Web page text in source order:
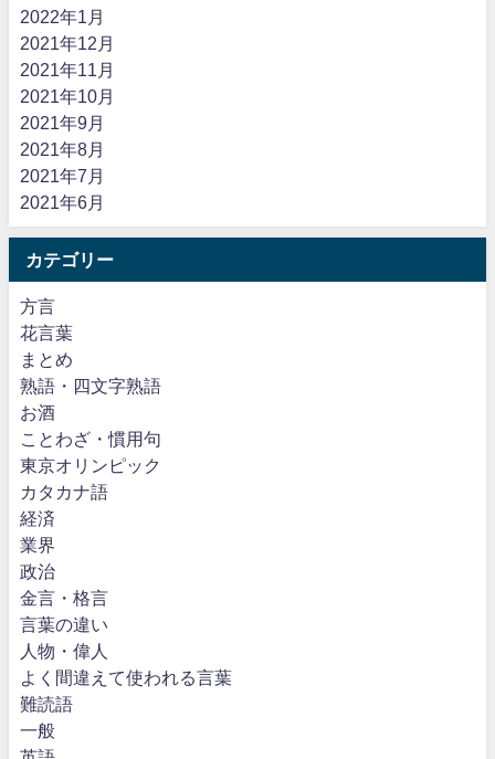
2022年1月
2021年12月
2021年11月
2021年10月
2021年9月
2021年8月
2021年7月
2021年6月
カテゴリー
方言
花言葉
まとめ
熟語・四文字熟語
お酒
ことわざ・慣用句
東京オリンピック
カタカナ語
経済
業界
政治
金言・格言
言葉の違い
人物・偉人
よく間違えて使われる言葉
難読語
一般